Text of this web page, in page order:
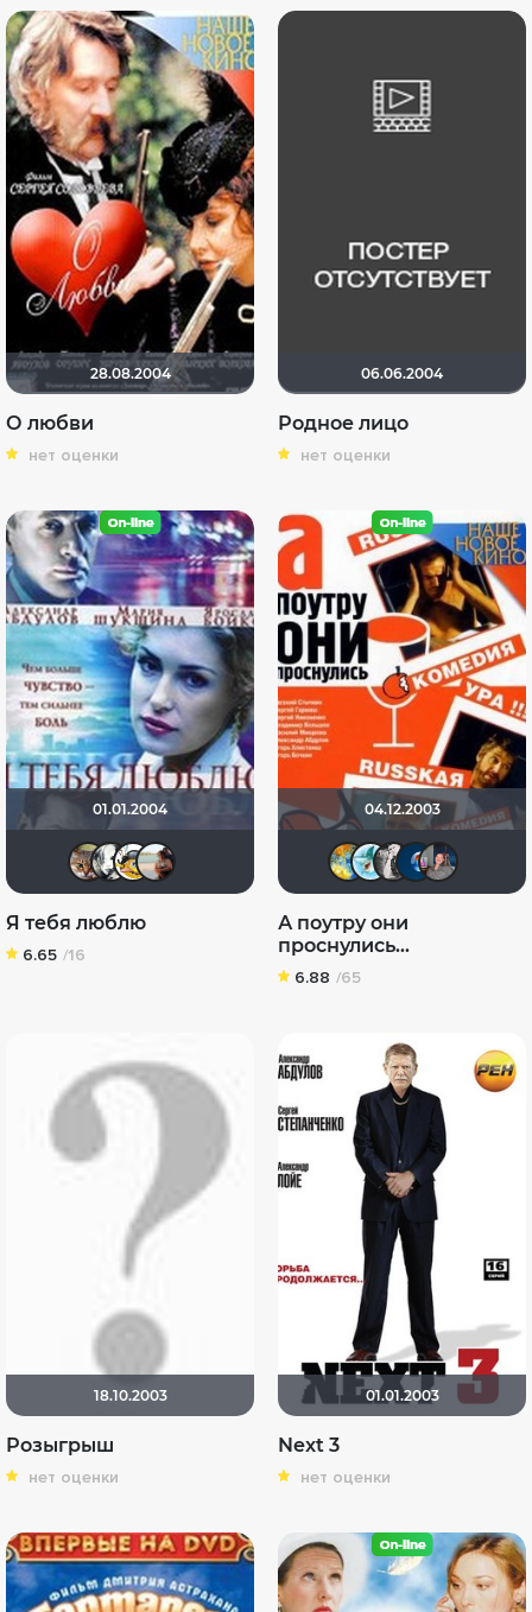
28.08.2004
О любви
нет оценки
06.06.2004
Родное лицо
нет оценки
01.01.2004
Lesenok_613
Ekaterina5222
Я тебя люблю
6.65 /16
04.12.2003
А поутру они
проснулись...
6.88 /65
18.10.2003
Розыгрыш
нет оценки
01.01.2003
Next 3
нет оценки